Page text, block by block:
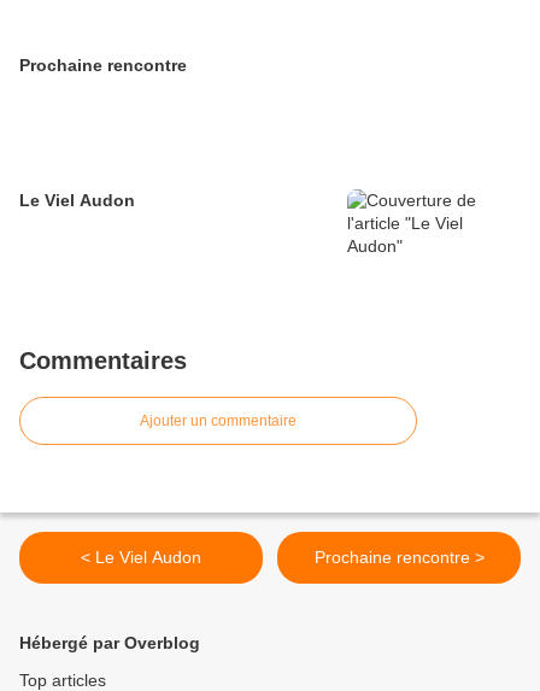
Prochaine rencontre
Le Viel Audon
Commentaires
Ajouter un commentaire
< Le Viel Audon Prochaine rencontre >
Hébergé par Overblog
Top articles